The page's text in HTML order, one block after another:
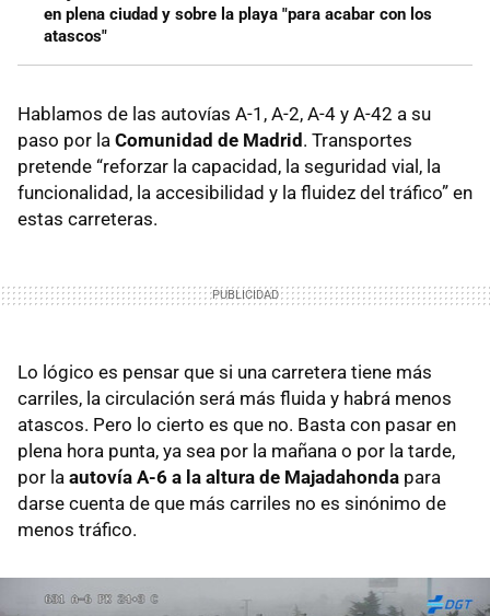
en plena ciudad y sobre la playa "para acabar con los
atascos"
Hablamos de las autovías A-1, A-2, A-4 y A-42 a su
paso por la Comunidad de Madrid. Transportes
pretende “reforzar la capacidad, la seguridad vial, la
funcionalidad, la accesibilidad y la fluidez del tráfico” en
estas carreteras.
Lo lógico es pensar que si una carretera tiene más
carriles, la circulación será más fluida y habrá menos
atascos. Pero lo cierto es que no. Basta con pasar en
plena hora punta, ya sea por la mañana o por la tarde,
por la autovía A-6 a la altura de Majadahonda para
darse cuenta de que más carriles no es sinónimo de
menos tráfico.